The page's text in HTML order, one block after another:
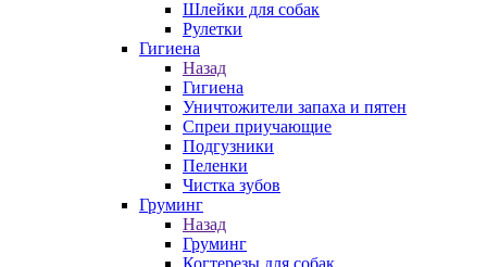
Шлейки для собак
Рулетки
Гигиена
Назад
Гигиена
Уничтожители запаха и пятен
Спреи приучающие
Подгузники
Пеленки
Чистка зубов
Груминг
Назад
Груминг
Когтерезы для собак